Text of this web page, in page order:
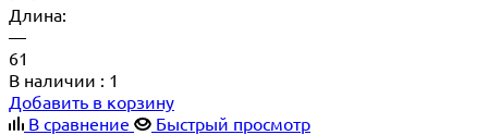
Длина:
—
61
В наличии : 1
Добавить в корзину
В сравнение
Быстрый просмотр